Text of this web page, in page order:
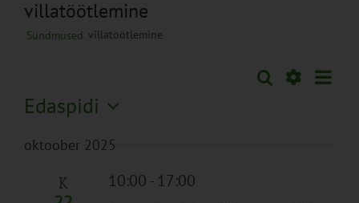
villatöötlemine
Sündmused villatöötlemine
Sündmused
Otsi
Edaspidi
kuupäev.
oktoober 2025
K 10:00- 17:00